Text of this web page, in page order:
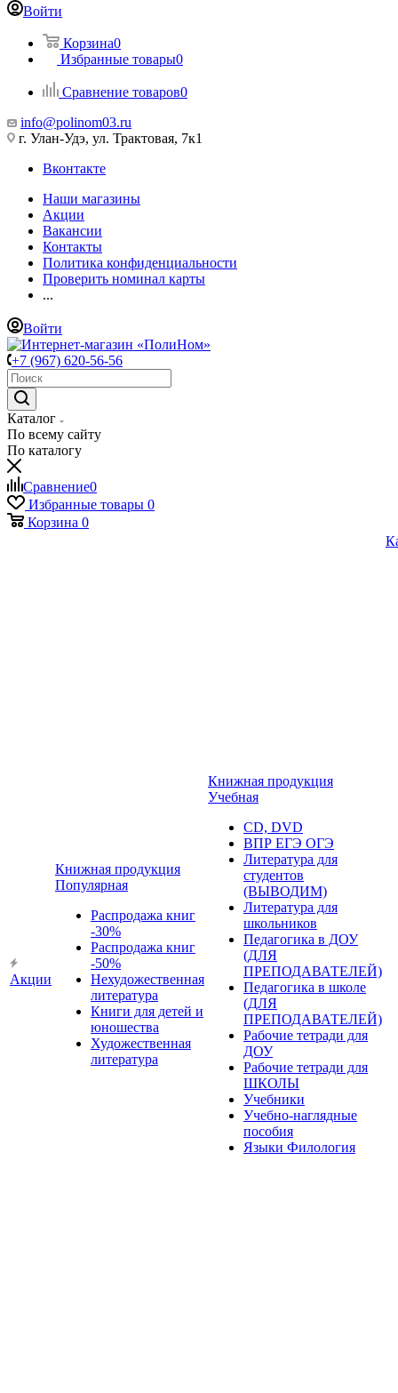
Войти
Корзина0
Избранные товары0
Сравнение товаров0
info@polinom03.ru
г. Улан-Удэ, ул. Трактовая, 7к1
Вконтакте
Наши магазины
Акции
Вакансии
Контакты
Политика конфиденциальности
Проверить номинал карты
...
Войти
+7 (967) 620-56-56
Каталог
По всему сайту
По каталогу
Сравнение0
Избранные товары 0
Корзина 0
Акции
Книжная продукция
Популярная
Распродажа книг
-30%
Распродажа книг
-50%
Нехудожественная
литература
Книги для детей и
юношества
Художественная
литература
Книжная продукция
Учебная
CD, DVD
ВПР ЕГЭ ОГЭ
Литература для
студентов
(ВЫВОДИМ)
Литература для
школьников
Педагогика в ДОУ
(ДЛЯ
ПРЕПОДАВАТЕЛЕЙ)
Педагогика в школе
(ДЛЯ
ПРЕПОДАВАТЕЛЕЙ)
Рабочие тетради для
ДОУ
Рабочие тетради для
ШКОЛЫ
Учебники
Учебно-наглядные
пособия
Языки Филология